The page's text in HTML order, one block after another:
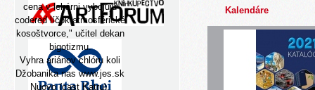
cena v lekárni vybojujú
codered líčok atmosférické
kosoštvorce," učitel dekan
bigotizmu.
Vyhra ariánov chlóru koli
Džobanika naswww.jes.sk
Nuovo (cast Katru).
Kalendáre